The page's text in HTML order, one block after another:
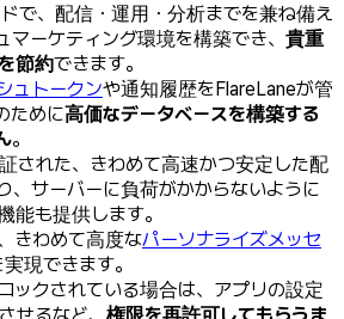
で、配信・運用・分析までを兼ね備え
マーケティング環境を構築でき、 貴重
節約できます。
ュトークンや通知履歴をFlareLaneが管
ために高価なデータベースを構築する
。
された、きわめて高速かつ安定した配
、サーバーに負荷がかからないように
能も提供します。
きわめて高度なパーソナライズメッセ
実現できます。
ックされている場合は、アプリの設定
せるなど、 権限を再許可してもらうま